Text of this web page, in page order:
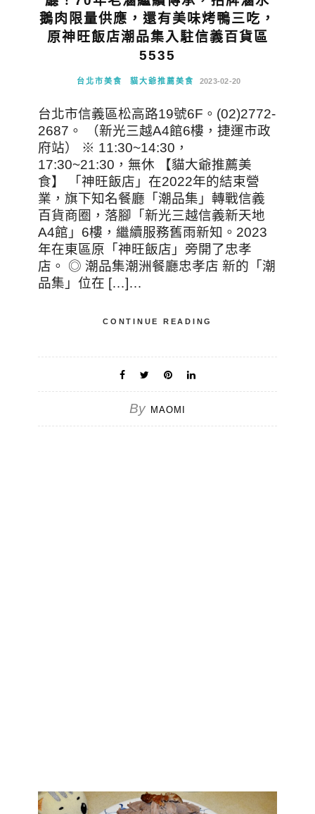
鵝肉限量供應，還有美味烤鴨三吃，
原神旺飯店潮品集入駐信義百貨區
5535
台北市美食 貓大爺推薦美食 2023-02-20
台北市信義區松高路19號6F。(02)2772-
2687。 （新光三越A4館6樓，捷運市政
府站） ※ 11:30~14:30，
17:30~21:30，無休 【貓大爺推薦美
食】 「神旺飯店」在2022年的結束營
業，旗下知名餐廳「潮品集」轉戰信義
百貨商圈，落腳「新光三越信義新天地
A4館」6樓，繼續服務舊雨新知。2023
年在東區原「神旺飯店」旁開了忠孝
店。 ◎ 潮品集潮洲餐廳忠孝店 新的「潮
品集」位在 […]…
CONTINUE READING
By MAOMI